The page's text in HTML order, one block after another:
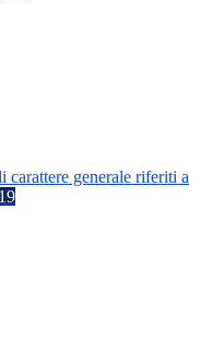
carattere generale riferiti a
19